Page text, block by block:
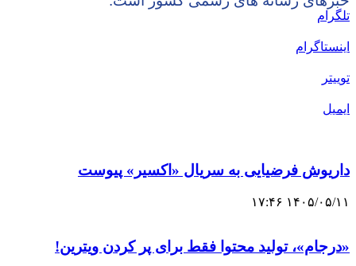
تلگرام
اینستاگرام
توییتر
ایمیل
داریوش فرضیایی به سریال «اکسیر» پیوست
۱۴۰۵/۰۵/۱۱ ۱۷:۴۶
«درجام»، تولید محتوا فقط برای پر کردن ویترین!